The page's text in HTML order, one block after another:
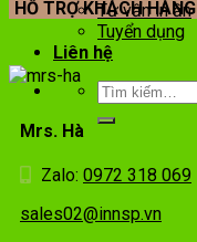
Tư vấn in ấn
Tuyển dụng
Liên hệ
HỖ TRỢ KHÁCH HÀNG
Mrs. Hà
Zalo: 0972 318 069
sales02@innsp.vn